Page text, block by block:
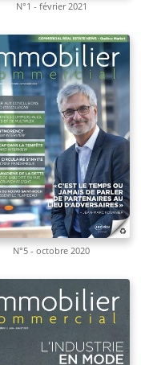
N°1 - février 2021
N°5 - octobre 2020